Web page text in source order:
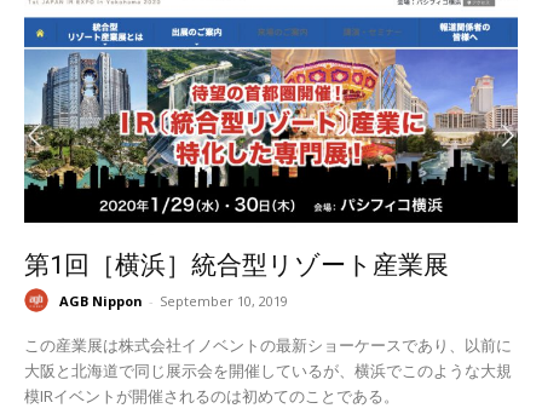
第1回［横浜］統合型リゾート産業展
AGB Nippon - September 10, 2019
この産業展は株式会社イノベントの最新ショーケースであり、以前に
大阪と北海道で同じ展示会を開催しているが、横浜でこのような大規
模IRイベントが開催されるのは初めてのことである。